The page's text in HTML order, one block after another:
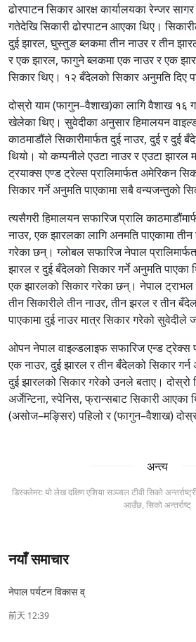
ढोरपाटन सिकार आरक्ष कार्यालयका रेन्जर
गतेदेखि सिकारी ढोरपाटन आएका थिए।
दुई झारल, घुस्तुङ ब्लकमा तीन नाउर र तीन
र एक झारल, फागुने ब्लकमा एक नाउर र एक
सिकार थिए। १२ बँदेलको सिकार अनुमति दिए
दोस्रो याम (फागुन–वैशाख)का लागि वैशाख १६
खेलेका थिए। सुवेदीका अनुसार हिमालयन
काठमाडौंले सिकारीमार्फत दुई नाउर, दुई र दुई
थियो। यो कम्पनीले एउटा नाउर र एउटा झारल
ट्रयाक्स एण्ड ट्रेल्स प्रालिमार्फत अमेरिकन
सिकार गर्ने अनुमति पाएकामा सबै वन्यजन्तुको
त्यसैगरी हिमालयन सफारिज प्रालि
नाउर, एक झारलका लागि अनमति पाएकामा
गरेका छन्। ग्लोबल सफारिज नेपाल
झारल र दुई बँदेलको सिकार गर्ने अनुमति पाएका
एक झारलको सिकार गरेका छन्। नेपाल ट्राभल
तीन सिकारीले तीन नाउर, तीन झरल र तीन
पाएकामा दुई नाउर मात्र सिकार गरेको सुवेदीले
ओपन नेपाल वाइल्डलाइफ सफारिज एन्ड ट्रेक्स
एक नाउर, दुई झारल र तीन बँदेलको सिकार गर्न
दुई झारलको सिकार गरेको उनले बताए। दोस्रो
अर्जेन्टिना, स्पेनिस, फ्रान्सबाट सिकारी आएका
(असोज–मङ्सिर) पहिलो र (फागुन–वैशाख)
अन्त्य
डिस्क्लेमर: यो लेख दक्षिण एशिया सञ्जाल टीवी सिको
आउँछ, सिको अन्तर्राष्ट्
नयाँ समाचार
नेपाल पर्यटन विकास व्
前天 12:39